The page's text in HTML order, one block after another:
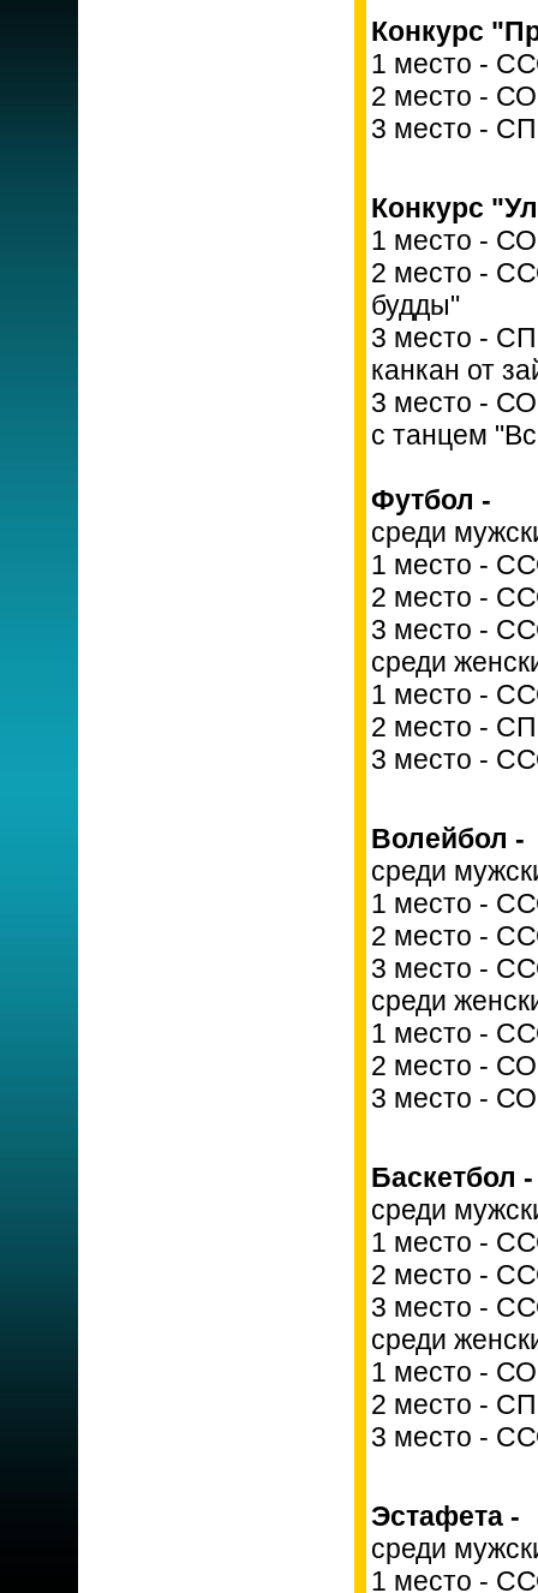
Конкурс
1 место -
2 место -
3 место -
Конкурс
1 место -
2 место -
будды"
3 место -
канкан от
3 место -
с танцем
Футбол -
среди
1 место -
2 место -
3 место -
среди
1 место -
2 место -
3 место -
Волейбол -
среди
1 место -
2 место -
3 место -
среди
1 место -
2 место -
3 место -
Баскетбол -
среди
1 место -
2 место -
3 место -
среди
1 место -
2 место -
3 место -
Эстафета -
среди
1 место -